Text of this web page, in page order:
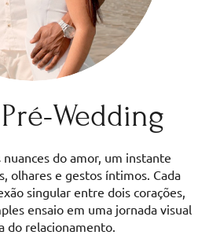
Wedding
do amor, um instante
olhares e gestos íntimos. Cada
singular entre dois corações,
ensaio em uma jornada visual
do relacionamento.